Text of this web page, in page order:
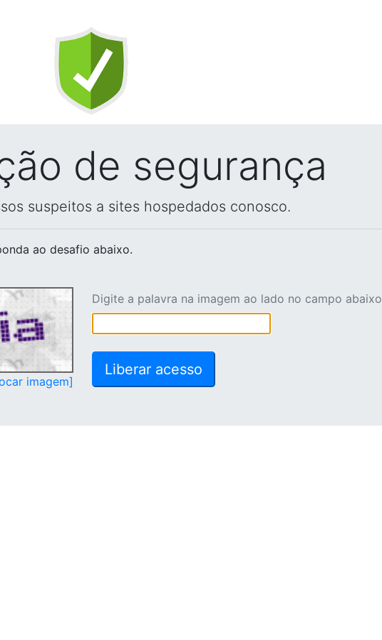
de segurança
suspeitos a sites hospedados conosco.
ao desafio abaixo.
imagem]
Digite a palavra na imagem ao lado no campo abaixo